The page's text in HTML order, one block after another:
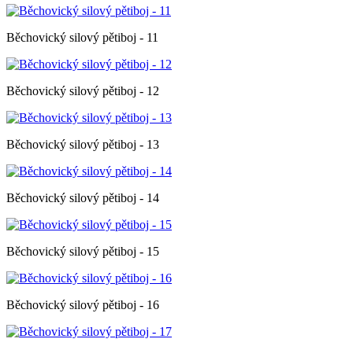
Běchovický silový pětiboj - 11
Běchovický silový pětiboj - 12
Běchovický silový pětiboj - 13
Běchovický silový pětiboj - 14
Běchovický silový pětiboj - 15
Běchovický silový pětiboj - 16